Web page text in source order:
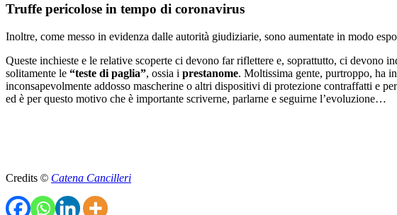
Truffe pericolose in tempo di coronavirus
Inoltre, come messo in evidenza dalle autorità giudiziarie, sono aumentate in modo
Queste inchieste e le relative scoperte ci devono far riflettere e, soprattutto, ci devono
solitamente le “teste di paglia”, ossia i prestanome. Moltissima gente, purtroppo, ha
inconsapevolmente addosso mascherine o altri dispositivi di protezione contraffatti e
ed è per questo motivo che è importante scriverne, parlarne e seguirne l’evoluzione…
Credits © Catena Cancilleri